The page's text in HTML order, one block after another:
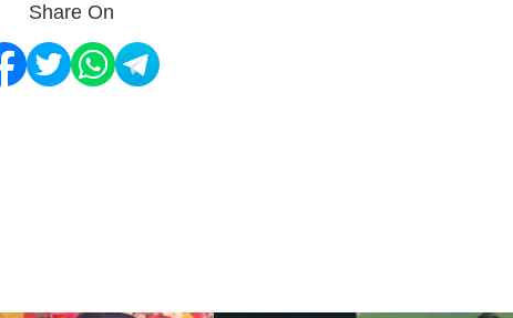
Share On